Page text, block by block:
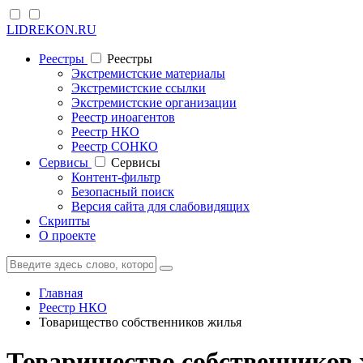
LIDREKON.RU
Реестры
Реестры
Экстремистские материалы
Экстремистские ссылки
Экстремистские организации
Реестр иноагентов
Реестр НКО
Реестр СОНКО
Cервисы
Cервисы
Контент-фильтр
Безопасный поиск
Версия сайта для слабовидящих
Скрипты
О проекте
Главная
Реестр НКО
Товарищество собственников жилья